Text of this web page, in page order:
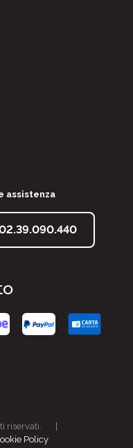
assistenza
riservati.
Policy